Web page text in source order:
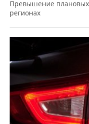
Превышение плановых
регионах